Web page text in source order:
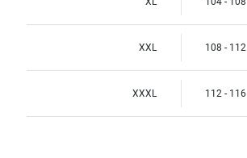
XXL 108 - 112
XXXL 112 - 116